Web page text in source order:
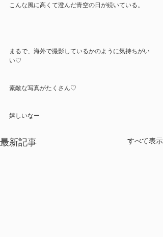
こんな風に高くて澄んだ青空の日が続いている。
まるで、海外で撮影しているかのように気持ちがい
い♡
素敵な写真がたくさん♡
嬉しいなー
最新記事 すべて表示